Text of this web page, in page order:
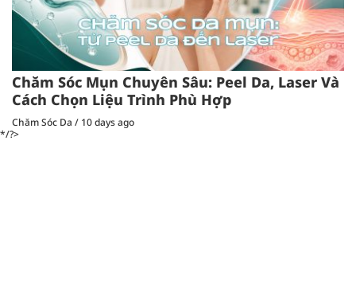
Chăm Sóc Mụn Chuyên Sâu: Peel Da, Laser Và
Cách Chọn Liệu Trình Phù Hợp
Chăm Sóc Da / 10 days ago
*/?>